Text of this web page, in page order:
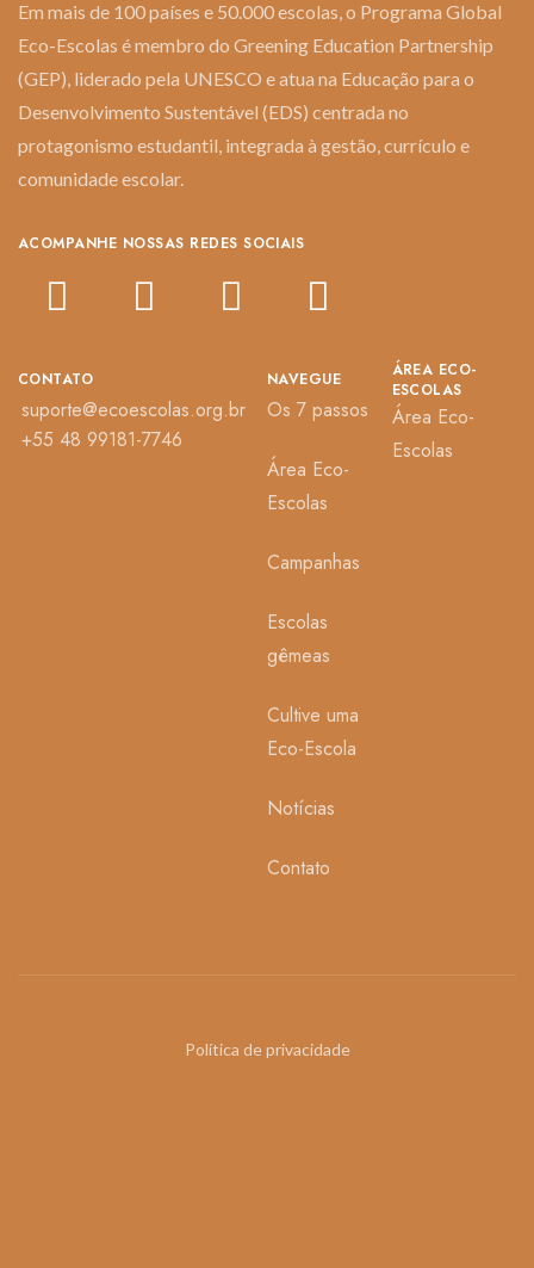
Em mais de 100 países e 50.000 escolas, o Programa Global
Eco-Escolas é membro do Greening Education Partnership
(GEP), liderado pela UNESCO e atua na Educação para o
Desenvolvimento Sustentável (EDS) centrada no
protagonismo estudantil, integrada à gestão, currículo e
comunidade escolar.
ACOMPANHE NOSSAS REDES SOCIAIS
NAVEGUE
Os 7 passos
Área Eco-
Escolas
Campanhas
Escolas
gêmeas
Cultive uma
Eco-Escola
Notícias
Contato
ÁREA ECO-
ESCOLAS
Área Eco-
Escolas
CONTATO
suporte@ecoescolas.org.br
+55 48 99181-7746
Política de privacidade